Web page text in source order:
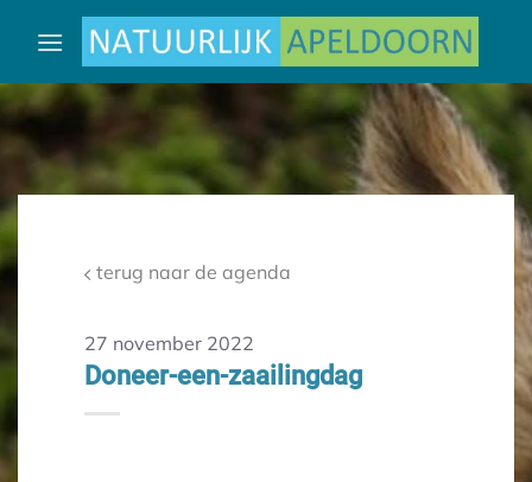
naar
terug naar de agenda
27 november 2022
Doneer-een-zaailingdag